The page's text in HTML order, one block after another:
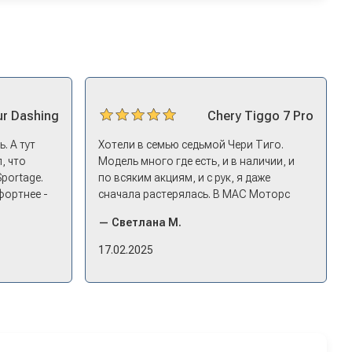
Dashing
А тут
что
-
- и
Chery Tiggo 7 Pro
Хотели в семью седьмой Чери Тиго.
Модель много где есть, и в наличии, и
по всяким акциям, и с рук, я даже
сначала растерялась. В МАС Моторс
откликнулись. Менеджер пригласил
посмотреть комплектации в наличии,
— Светлана М.
17.02.2025